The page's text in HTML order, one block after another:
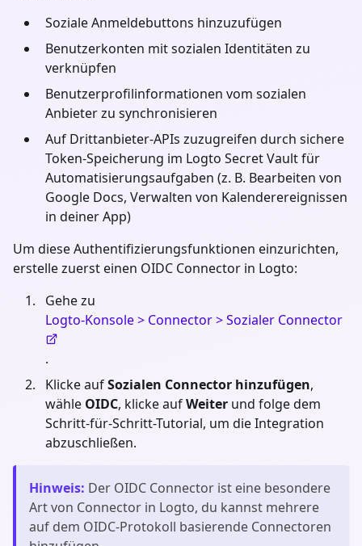
Soziale Anmeldebuttons hinzuzufügen
Benutzerkonten mit sozialen Identitäten zu
verknüpfen
Benutzerprofilinformationen vom sozialen
Anbieter zu synchronisieren
Auf Drittanbieter-APIs zuzugreifen durch sichere
Token-Speicherung im Logto Secret Vault für
Automatisierungsaufgaben (z. B. Bearbeiten von
Google Docs, Verwalten von Kalenderereignissen
in deiner App)
Um diese Authentifizierungsfunktionen einzurichten,
erstelle zuerst einen OIDC Connector in Logto:
Gehe zu
Logto-Konsole > Connector > Sozialer Connector
.
Klicke aufSozialen Connector hinzufügen,
wähle OIDC, klicke aufWeiter und folge dem
Schritt-für-Schritt-Tutorial, um die Integration
abzuschließen.
Hinweis: Der OIDC Connector ist eine besondere
Art von Connector in Logto, du kannst mehrere
auf dem OIDC-Protokoll basierende Connectoren